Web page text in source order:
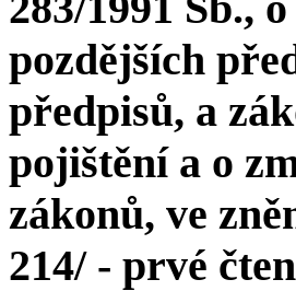
pozdějších
předpisů, a
pojištění a o
zákonů, ve
214/ - prvé